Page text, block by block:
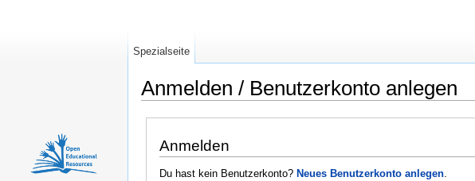
Anmelden / Benutzerkonto anlegen
Anmelden
Du hast kein Benutzerkonto? Neues Benutzerkonto anlegen.
Spezialseite